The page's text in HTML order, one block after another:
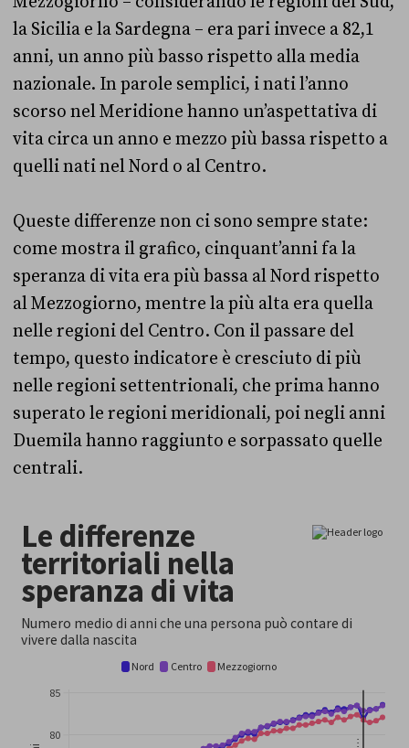
la Sicilia e la Sardegna – era pari invece a 82,1
anni, un anno più basso rispetto alla media
nazionale. In parole semplici, i nati l’anno
scorso nel Meridione hanno un’aspettativa di
vita circa un anno e mezzo più bassa rispetto a
quelli nati nel Nord o al Centro.
Queste differenze non ci sono sempre state:
come mostra il grafico, cinquant’anni fa la
speranza di vita era più bassa al Nord rispetto
al Mezzogiorno, mentre la più alta era quella
nelle regioni del Centro. Con il passare del
tempo, questo indicatore è cresciuto di più
nelle regioni settentrionali, che prima hanno
superato le regioni meridionali, poi negli anni
Duemila hanno raggiunto e sorpassato quelle
centrali.